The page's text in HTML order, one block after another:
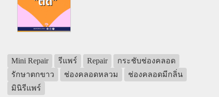
Mini Repair รีแพร์ Repair
กระชับช่องคลอด
รักษาตกขาว
ช่องคลอดหลวม
ช่องคลอดมีกลิ่น
มินิรีแพร์